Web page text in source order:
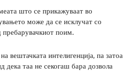
што се прикажуваат во
може да се исклучат со
поим.
вештачката интелигенција, па затоа
дека таа не секогаш бара дозвола